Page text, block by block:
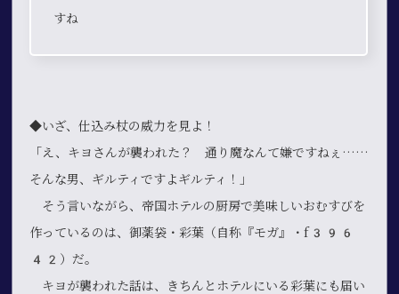
すね
◆いざ、仕込み杖の威力を見よ！
「え、キヨさんが襲われた？ 通り魔なんて嫌ですねぇ……
そんな男、ギルティですよギルティ！」
そう言いながら、帝国ホテルの厨房で美味しいおむすびを
作っているのは、御薬袋・彩葉（自称『モガ』・f396
42）だ。
キヨが襲われた話は、きちんとホテルにいる彩葉にも届い